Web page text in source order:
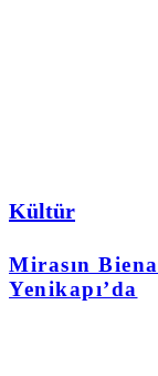
Kültür
Mirasın
Yenikapı’da